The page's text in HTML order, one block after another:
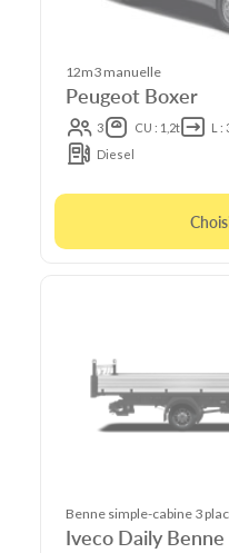
12m3 manuelle
Peugeot Boxer
3 CU : 1,2t L :
Diesel
Benne simple-cabine 3
Iveco Daily Benne